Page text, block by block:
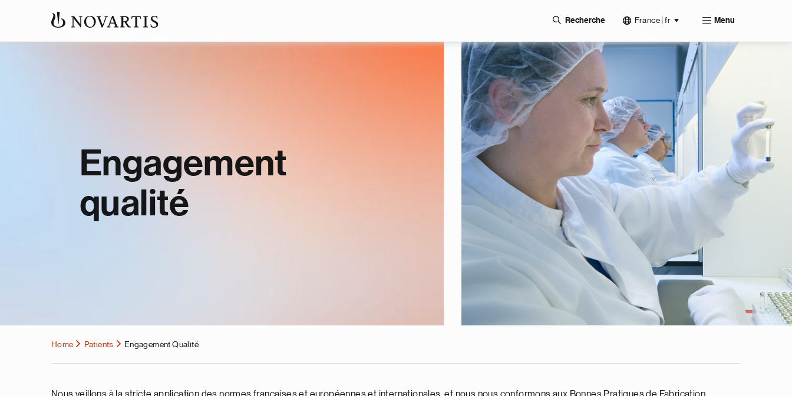
Recherche France | fr Menu
Engagement
qualité
Home Patients Engagement Qualité